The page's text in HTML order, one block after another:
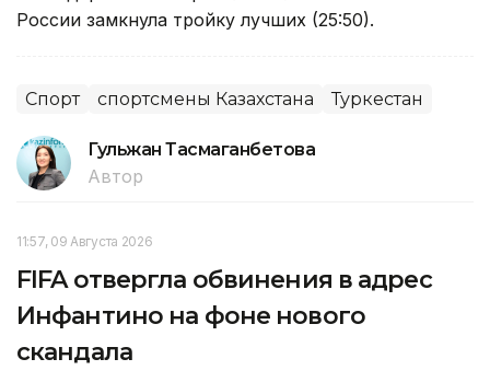
России замкнула тройку лучших (25:50).
Спорт спортсмены Казахстана Туркестан
Гульжан Тасмаганбетова
Автор
11:57, 09 Августа 2026
FIFA отвергла обвинения в адрес
Инфантино на фоне нового
скандала